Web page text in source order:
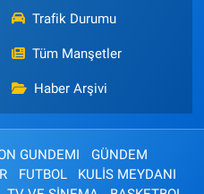
Trafik Durumu
Tüm Manşetler
Haber Arşivi
GUNDEMI
GÜNDEM
FUTBOL
KULİS MEYDANI